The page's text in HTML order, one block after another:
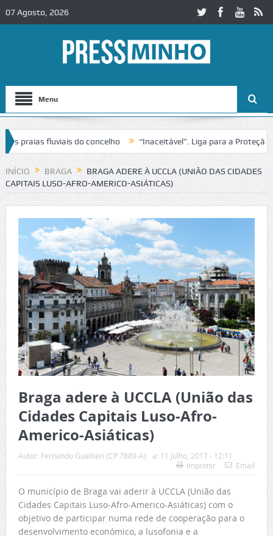
07 Agosto, 2026
Menu
fluviais do concelho “Inaceitável”. Liga para a Proteção da
de trânsito no IC2 em Alcobaça Igreja do Castelo de Cerveira
INÍCIO BRAGA
BRAGA ADERE À UCCLA (UNIÃO DAS CIDADES
CAPITAIS LUSO-AFRO-AMERICO-ASIÁTICAS)
Braga adere à UCCLA (União das
Cidades Capitais Luso-Afro-
Americo-Asiáticas)
Autor: Fernando Gualtieri (CP 7889-A) a: 11 Julho, 2017 - 12:11
Imprimir
Email
O município de Braga vai aderir à UCCLA (União das
Cidades Capitais Luso-Afro-Americo-Asiáticas) com o
objetivo de participar numa rede de cooperação para o
desenvolvimento económico, a lusofonia e a